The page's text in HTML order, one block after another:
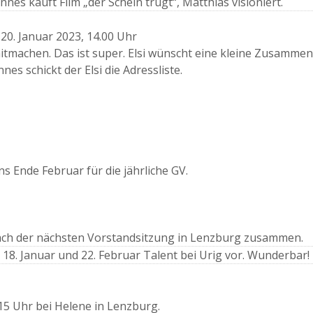
Januar 2023, 14.00 Uhr
Das ist super. Elsi wünscht eine kleine
schickt der Elsi die Adressliste.
Ende Februar für die jährliche GV.
der nächsten Vorstandsitzung in Lenzburg zusammen.
Januar und 22. Februar Talent bei Urig vor. Wunderbar!
Uhr bei Helene in Lenzburg.